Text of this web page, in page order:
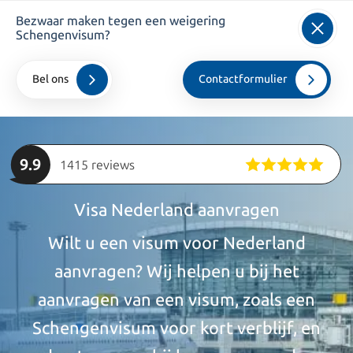
info@kroesadvocaten.nl
+31 20 520 7050
particulieren
9.9 1415 reviews
Visa Nederland aanvragen
Wilt u een visum voor Nederland
aanvragen? Wij helpen u bij het
aanvragen van een visum, zoals een
Schengenvisum voor kort verblijf, en
Bezwaar maken tegen een weigering
Schengenvisum?
Bel ons Contactformulier